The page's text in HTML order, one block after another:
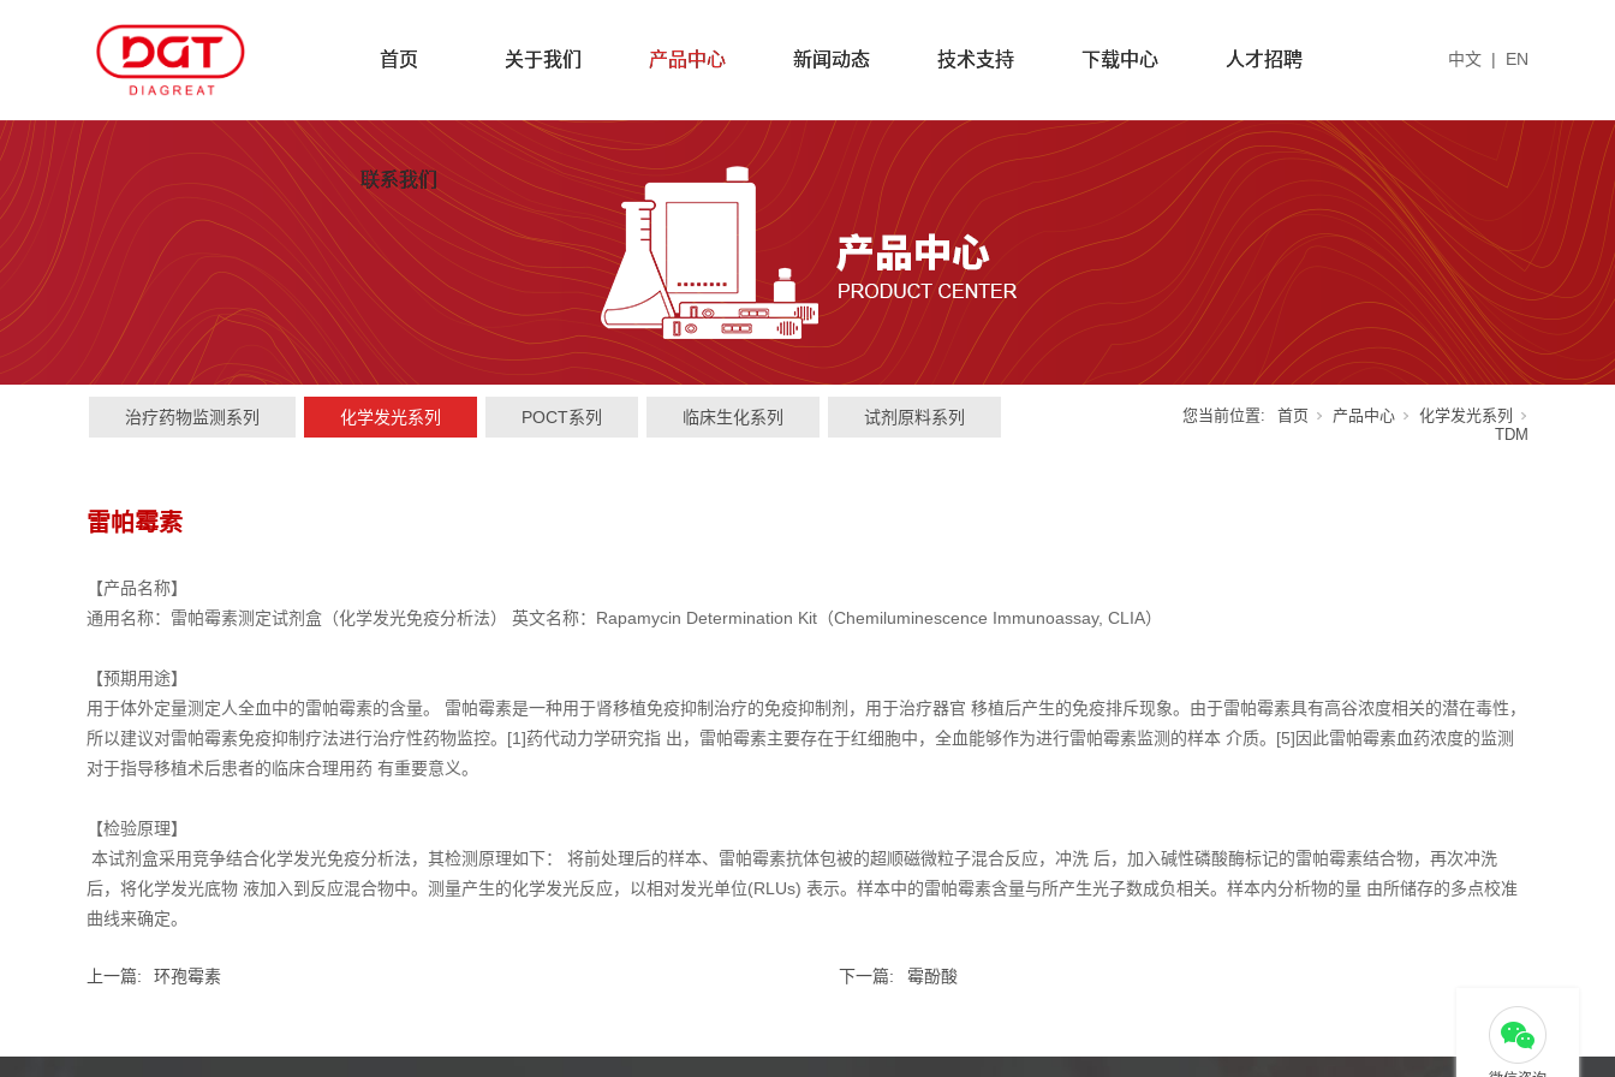
首页 关于我们 产品中心 新闻动态 技术支持 下载中心 人才招聘
联系我们
中文 | EN
治疗药物监测系列 化学发光系列 POCT系列 临床生化系列 试剂原料系列 您当前位置: 首页 产品中心
化学发光系列
TDM
雷帕霉素
【产品名称】
通用名称：雷帕霉素测定试剂盒（化学发光免疫分析法） 英文名称：Rapamycin Determination Kit（Chemiluminescence Immunoassay, CLIA）
【预期用途】
用于体外定量测定人全血中的雷帕霉素的含量。 雷帕霉素是一种用于肾移植免疫抑制治疗的免疫抑制剂，用于治疗器官 移植后产生的免疫排斥现象。由于雷帕霉素具有高谷浓度相关的潜在毒性，
所以建议对雷帕霉素免疫抑制疗法进行治疗性药物监控。[1]药代动力学研究指 出，雷帕霉素主要存在于红细胞中，全血能够作为进行雷帕霉素监测的样本 介质。[5]因此雷帕霉素血药浓度的监测
对于指导移植术后患者的临床合理用药 有重要意义。
【检验原理】
本试剂盒采用竞争结合化学发光免疫分析法，其检测原理如下： 将前处理后的样本、雷帕霉素抗体包被的超顺磁微粒子混合反应，冲洗 后，加入碱性磷酸酶标记的雷帕霉素结合物，再次冲洗
后，将化学发光底物 液加入到反应混合物中。测量产生的化学发光反应，以相对发光单位(RLUs) 表示。样本中的雷帕霉素含量与所产生光子数成负相关。样本内分析物的量 由所储存的多点校准
曲线来确定。
上一篇: 环孢霉素 下一篇: 霉酚酸